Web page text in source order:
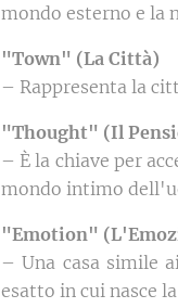
mondo esterno e la
"Town" (La Città)
– Rappresenta la
"Thought" (Il
– È la chiave per
mondo intimo
"Emotion"
– Una casa simile
esatto in cui nasce